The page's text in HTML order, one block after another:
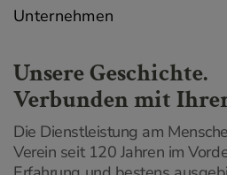
Unternehmen
Unsere Geschichte.
Verbunden mit
Die Dienstleistung am
Verein seit 120 Jahren im